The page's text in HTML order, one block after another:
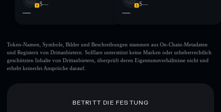
$—
—
$—
—
Token-Namen, Symbole, Bilder und Beschreibungen stammen aus On-Chain-Metadaten
und Registern von Drittanbietern. Solflare unterstützt keine Marken oder urheberrechtlich
geschützten Inhalte von Drittanbietern, überprüft deren Eigentumsverhältnisse nicht und
erhebt keinerlei Ansprüche darauf.
BETRITT DIE FESTUNG